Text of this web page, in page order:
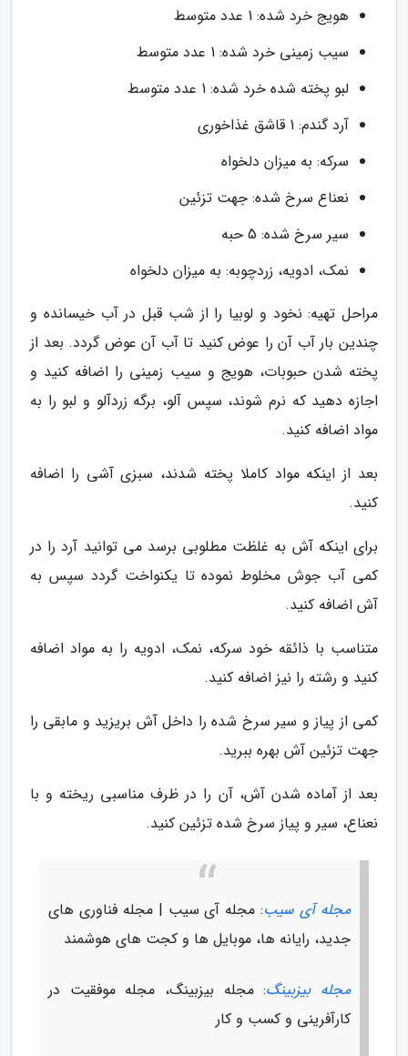
هویج خرد شده: 1 عدد متوسط
سیب زمینی خرد شده: 1 عدد متوسط
لبو پخته شده خرد شده: 1 عدد متوسط
آرد گندم: 1 قاشق غذاخوری
سرکه: به میزان دلخواه
نعناع سرخ شده: جهت تزئین
سیر سرخ شده: 5 حبه
نمک، ادویه، زردچوبه: به میزان دلخواه
مراحل تهیه: نخود و لوبیا را از شب قبل در آب خیسانده و
چندین بار آب آن را عوض کنید تا آب آن عوض گردد. بعد از
پخته شدن حبوبات، هویج و سیب زمینی را اضافه کنید و
اجازه دهید که نرم شوند، سپس آلو، برگه زردآلو و لبو را به
مواد اضافه کنید.
بعد از اینکه مواد کاملا پخته شدند، سبزی آشی را اضافه
کنید.
برای اینکه آش به غلظت مطلوبی برسد می توانید آرد را در
کمی آب جوش مخلوط نموده تا یکنواخت گردد سپس به
آش اضافه کنید.
متناسب با ذائقه خود سرکه، نمک، ادویه را به مواد اضافه
کنید و رشته را نیز اضافه کنید.
کمی از پیاز و سیر سرخ شده را داخل آش بریزید و مابقی را
جهت تزئین آش بهره ببرید.
بعد از آماده شدن آش، آن را در ظرف مناسبی ریخته و با
نعناع، سیر و پیاز سرخ شده تزئین کنید.
مجله آی سیب: مجله آی سیب | مجله فناوری های
جدید، رایانه ها، موبایل ها و کجت های هوشمند
مجله بیزبینگ: مجله بیزبینگ، مجله موفقیت در
کارآفرینی و کسب و کار